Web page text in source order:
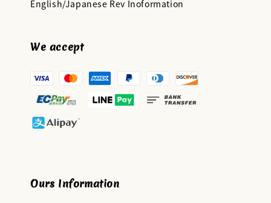
English/Japanese Rev Inoformation
We accept
Ours Information